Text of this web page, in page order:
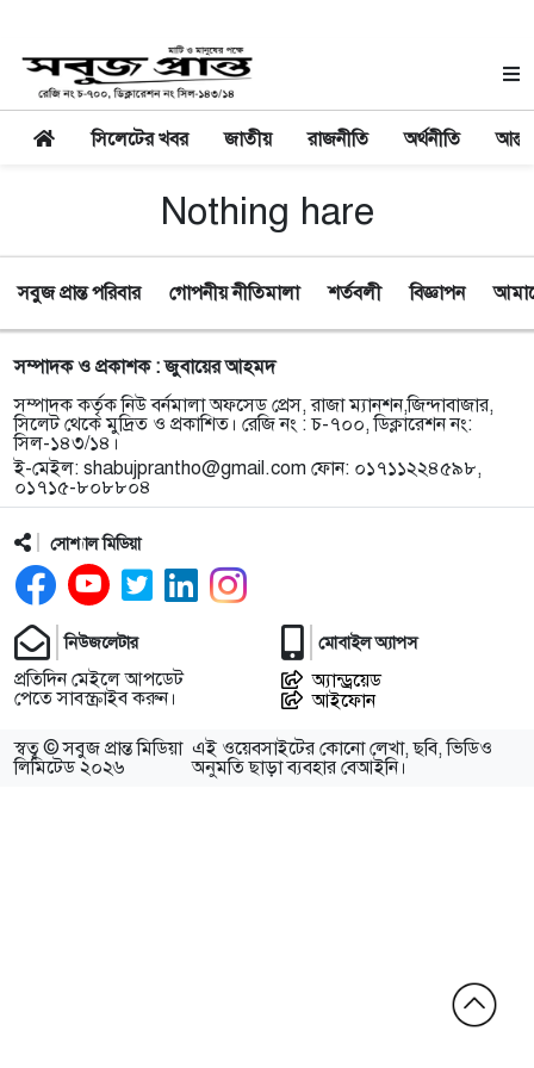
সিলেটের খবর জাতীয় রাজনীতি অর্থনীতি
Nothing hare
সবুজ প্রান্ত পরিবার গোপনীয় নীতিমালা শর্তবলী বিজ্ঞাপন
সম্পাদক ও প্রকাশক : জুবায়ের আহমদ
সম্পাদক কর্তৃক নিউ বর্নমালা অফসেড প্রেস, রাজা ম্যানশন,জিন্দাবাজার,
সিলেট থেকে মুদ্রিত ও প্রকাশিত। রেজি নং : চ-৭০০, ডিক্লারেশন নং:
সিল-১৪৩/১৪।
ই-মেইল: shabujprantho@gmail.com ফোন: ০১৭১১২২৪৫৯৮,
০১৭১৫-৮০৮৮০৪
সোশ্যাল মিডিয়া
নিউজলেটার
প্রতিদিন মেইলে আপডেট
পেতে সাবস্ক্রাইব করুন।
মোবাইল অ্যাপস
অ্যান্ড্রয়েড
আইফোন
স্বত্ব © সবুজ প্রান্ত মিডিয়া
লিমিটেড ২০২৬
এই ওয়েবসাইটের কোনো লেখা, ছবি, ভিডিও
অনুমতি ছাড়া ব্যবহার বেআইনি।